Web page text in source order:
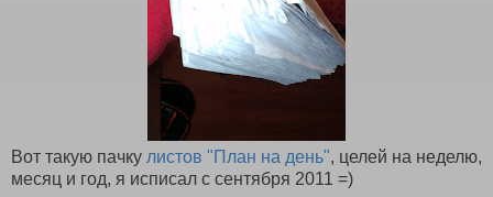
Вот такую пачку листов "План на день", целей на неделю,
месяц и год, я исписал с сентября 2011 =)